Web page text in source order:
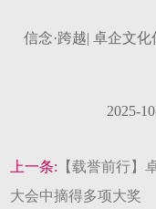
信念·跨越| 卓企文
2025-
上一条: 【载誉前行】
大会中摘得多项大奖